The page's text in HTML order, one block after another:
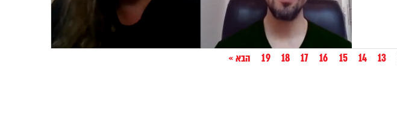
13
14
15
16
17
18
19 הבא »